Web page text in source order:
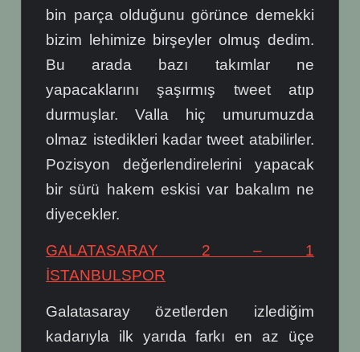
bin parça olduğunu görünce demekki
bizim lehimize birşeyler olmuş dedim.
Bu arada bazı takımlar ne
yapacaklarını şaşırmış tweet atıp
durmuşlar. Valla hiç umurumuzda
olmaz istedikleri kadar tweet atabilirler.
Pozisyon değerlendirelerini yapacak
bir sürü hakem eskisi var bakalım ne
diyecekler.
GALATASARAY 2 – 1
İSTANBULSPOR
Galatasaray özetlerden izlediğim
kadarıyla ilk yarıda farkı en az üçe